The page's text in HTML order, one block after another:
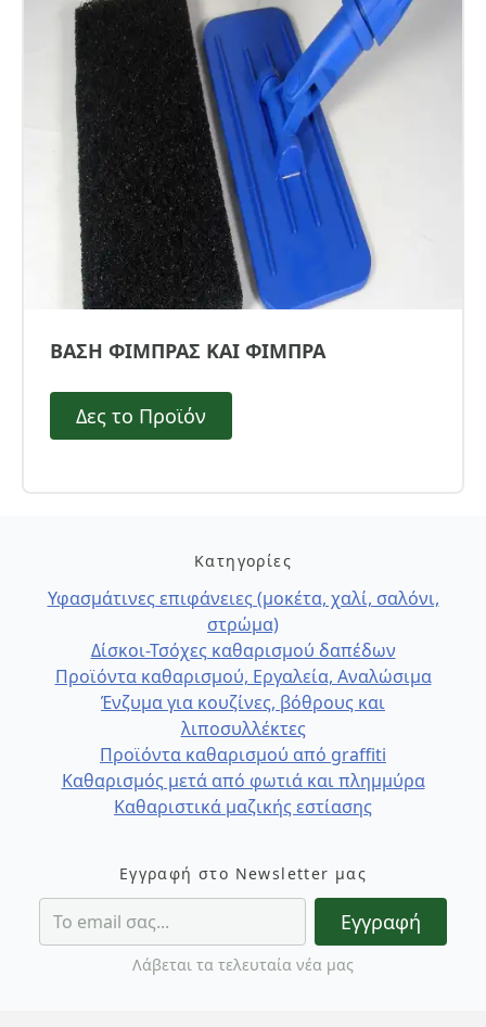
ΒΑΣΗ ΦΙΜΠΡΑΣ ΚΑΙ ΦΙΜΠΡΑ
Δες το Προϊόν
Κατηγορίες
Υφασμάτινες επιφάνειες (μοκέτα, χαλί, σαλόνι,
στρώμα)
Δίσκοι-Τσόχες καθαρισμού δαπέδων
Προϊόντα καθαρισμού, Εργαλεία, Αναλώσιμα
Ένζυμα για κουζίνες, βόθρους και
λιποσυλλέκτες
Προϊόντα καθαρισμού από graffiti
Καθαρισμός μετά από φωτιά και πλημμύρα
Καθαριστικά μαζικής εστίασης
Εγγραφή στο Newsletter μας
Εγγραφή
Λάβεται τα τελευταία νέα μας